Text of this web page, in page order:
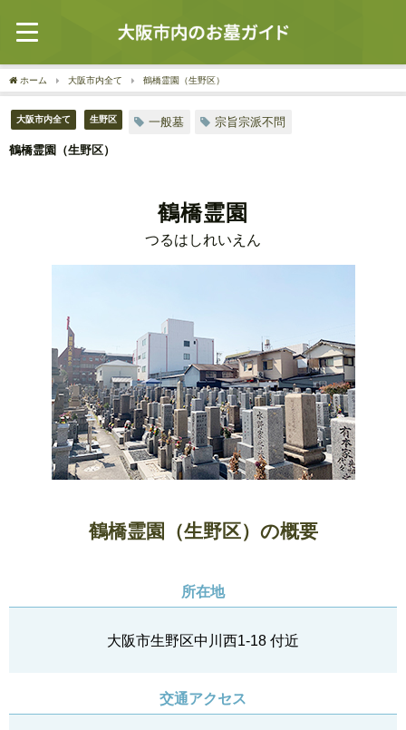
ホーム 大阪市内全て 鶴橋霊園（生野区）
大阪市内全て 生野区 一般墓 宗旨宗派不問
鶴橋霊園（生野区）
鶴橋霊園
つるはしれいえん
鶴橋霊園（生野区）の概要
所在地
大阪市生野区中川西1-18 付近
交通アクセス